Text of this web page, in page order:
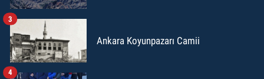
Ankara Koyunpazarı Camii
3
4